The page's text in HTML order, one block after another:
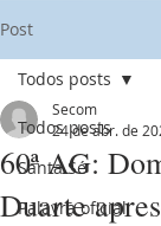
Post
Todos posts
Santa Sé
Palavra oficial
Todos posts
60ª AG:
Duarte
Secom
24 de abr. de